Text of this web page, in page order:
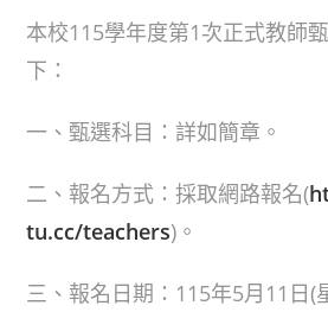
本校115學年度第1次正式教師
下：
一、甄選科目：詳如簡章。
二、報名方式：採取網路報名(
tu.cc/teachers)。
三、報名日期：115年5月11日(